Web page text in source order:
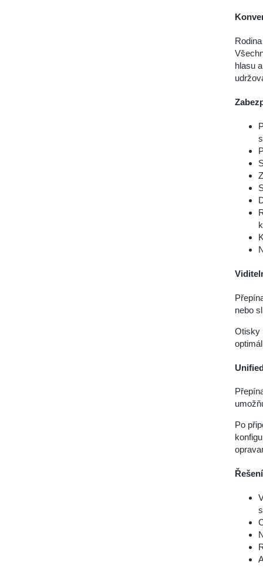
hlasu
nebo
Otisky
Po